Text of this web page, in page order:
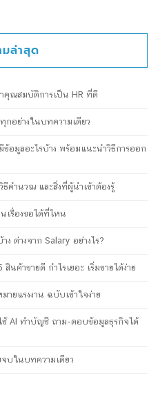
ล่าสุด
คุณสมบัติการเป็น HR ที่ดี
กอย่างในบทความเดียว
อมูลอะไรบ้าง พร้อมแนะนำวิธีการออก
ธีคำนวณ และสิ่งที่ผู้นำเข้าต้องรู้
เรื่องขอได้ที่ไหน
ต่างจาก Salary อย่างไร?
ค้าขายดี กำไรเยอะ เริ่มขายได้ง่าย
ายแรงงาน ฉบับเข้าใจง่าย
ช้ AI ทำบัญชี ถาม-ตอบข้อมูลธุรกิจได้
จบในบทความเดียว